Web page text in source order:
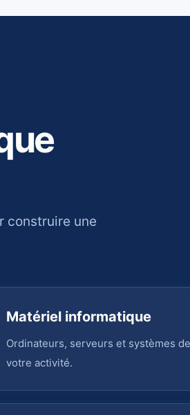
construire une
Matériel informatique
Ordinateurs, serveurs et systèmes
votre activité.